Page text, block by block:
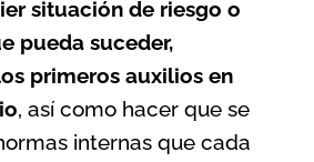
situación de riesgo o
pueda suceder,
primeros auxilios en
, así como hacer que se
internas que cada